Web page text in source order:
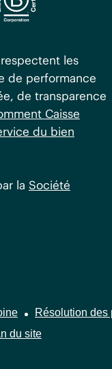
les
de performance
de transparence
Caisse
du bien
la Société
Résolution des
du site